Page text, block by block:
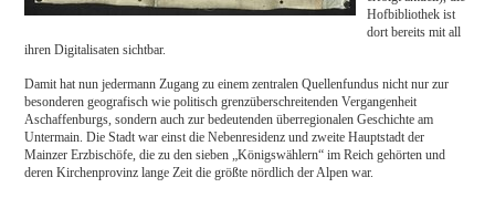
Hofbibliothek ist
dort bereits mit all
ihren Digitalisaten sichtbar.
Damit hat nun jedermann Zugang zu einem zentralen Quellenfundus nicht nur zur
besonderen geografisch wie politisch grenzüberschreitenden Vergangenheit
Aschaffenburgs, sondern auch zur bedeutenden überregionalen Geschichte am
Untermain. Die Stadt war einst die Nebenresidenz und zweite Hauptstadt der
Mainzer Erzbischöfe, die zu den sieben „Königswählern“ im Reich gehörten und
deren Kirchenprovinz lange Zeit die größte nördlich der Alpen war.